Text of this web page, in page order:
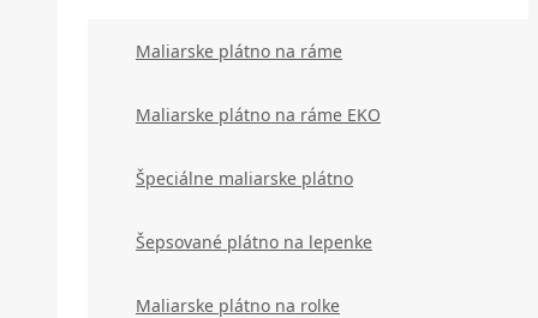
Maliarske plátno na ráme
Maliarske plátno na ráme EKO
Špeciálne maliarske plátno
Šepsované plátno na lepenke
Maliarske plátno na rolke